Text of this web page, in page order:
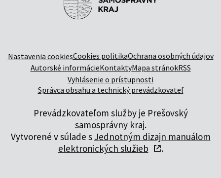
Nastavenia cookiesCookies politikaOchrana osobných údajov
Autorské informácieKontaktyMapa stránokRSS
Vyhlásenie o prístupnosti
Správca obsahu a technický prevádzkovateľ
Prevádzkovateľom služby je Prešovský
samosprávny kraj.
Vytvorené v súlade s Jednotným dizajn manuálom
elektronických služieb
.